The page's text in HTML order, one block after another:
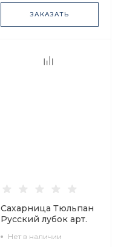
ЗАКАЗАТЬ
Сахарница Тюльпан
Русский лубок арт.
Нет в наличии